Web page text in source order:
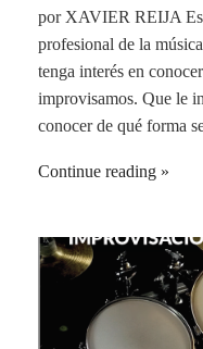
por XAVIER REIJA
profesional de la
tenga interés en
improvisamos. Que le
conocer de qué forma
Continue reading